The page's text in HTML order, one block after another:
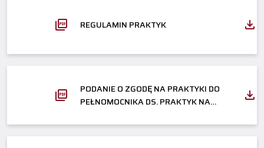
REGULAMIN PRAKTYK
PODANIE O ZGODĘ NA PRAKTYKI DO
PEŁNOMOCNIKA DS. PRAKTYK NA